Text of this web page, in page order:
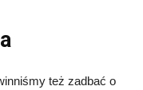
też zadbać o